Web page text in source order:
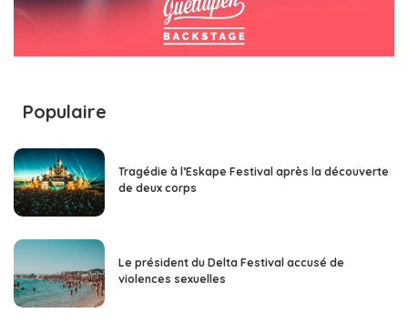
Populaire
Tragédie à l’Eskape Festival après la découverte
de deux corps
Le président du Delta Festival accusé de
violences sexuelles